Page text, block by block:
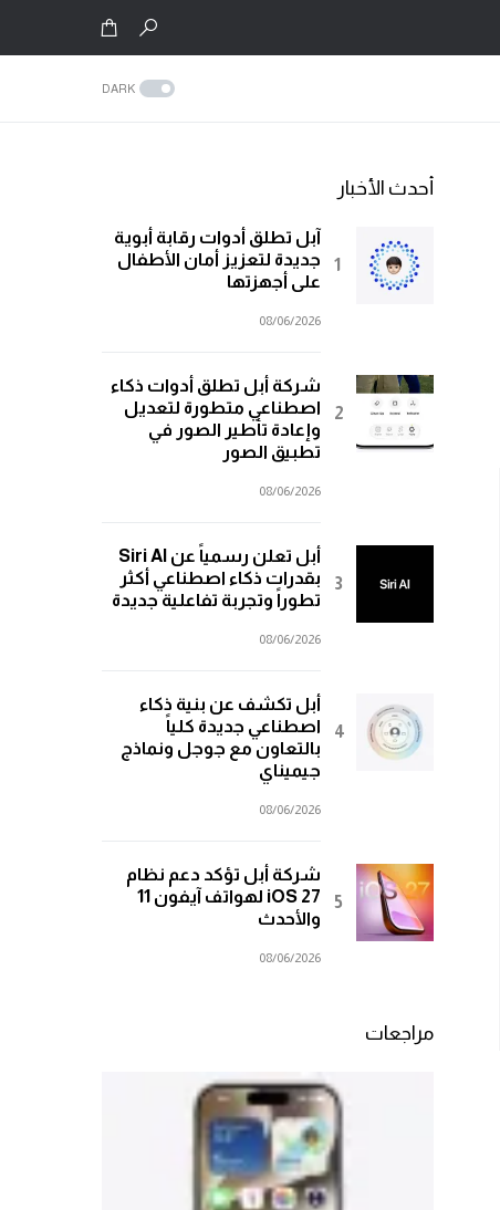
DARK
أحدث الأخبار
آبل تطلق أدوات رقابة أبوية
جديدة لتعزيز أمان الأطفال
على أجهزتها
08/06/2026
شركة أبل تطلق أدوات ذكاء
اصطناعي متطورة لتعديل
وإعادة تأطير الصور في
تطبيق الصور
08/06/2026
أبل تعلن رسمياً عن Siri AI
بقدرات ذكاء اصطناعي أكثر
تطوراً وتجربة تفاعلية جديدة
08/06/2026
أبل تكشف عن بنية ذكاء
اصطناعي جديدة كلياً
بالتعاون مع جوجل ونماذج
جيميناي
08/06/2026
شركة أبل تؤكد دعم نظام
iOS 27 لهواتف آيفون 11
والأحدث
08/06/2026
مراجعات